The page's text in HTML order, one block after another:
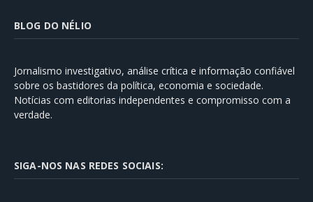
BLOG DO NÉLIO
Jornalismo investigativo, análise crítica e informação confiável
sobre os bastidores da política, economia e sociedade.
Notícias com editorias independentes e compromisso com a
verdade.
SIGA-NOS NAS REDES SOCIAIS: